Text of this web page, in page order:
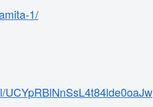
1/